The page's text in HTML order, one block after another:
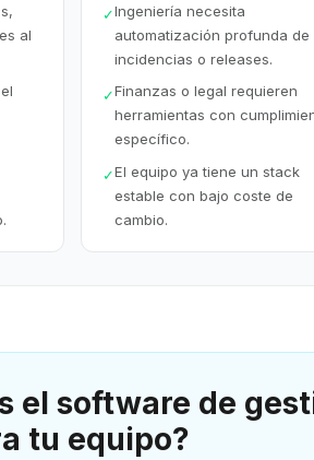
al
✓Ingeniería necesita
automatización profunda de
incidencias o releases.
✓Finanzas o legal requieren
herramientas con
específico.
✓El equipo ya tiene un stack
estable con bajo coste de
cambio.
el software de
tu equipo?